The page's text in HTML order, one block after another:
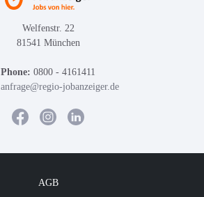
Welfenstr. 22
81541 München
Phone: 0800 - 4161411
anfrage@regio-jobanzeiger.de
AGB